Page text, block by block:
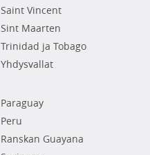
Saint Vincent
Sint Maarten
Trinidad ja Tobago
Yhdysvallat
Paraguay
Peru
Ranskan Guayana